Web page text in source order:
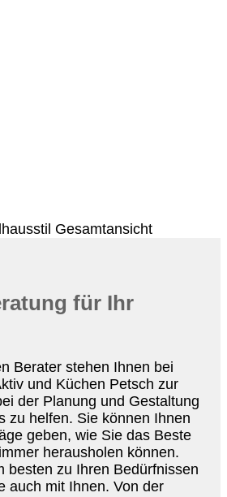
für Ihr
Berater stehen Ihnen bei
und Küchen Petsch zur
der Planung und Gestaltung
zu helfen. Sie können Ihnen
geben, wie Sie das Beste
herausholen können.
besten zu Ihren Bedürfnissen
auch mit Ihnen. Von der